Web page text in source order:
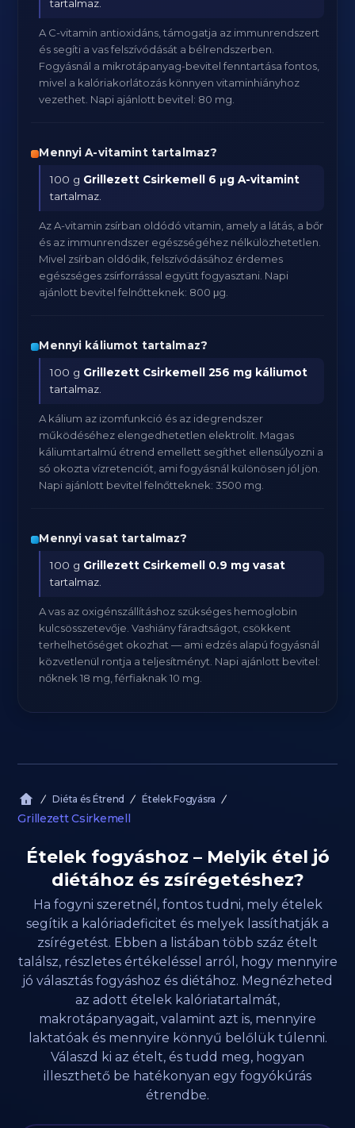
tartalmaz.
A C-vitamin antioxidáns, támogatja az immunrendszert
és segíti a vas felszívódását a bélrendszerben.
Fogyásnál a mikrotápanyag-bevitel fenntartása fontos,
mivel a kalóriakorlátozás könnyen vitaminhiányhoz
vezethet. Napi ajánlott bevitel: 80 mg.
Mennyi A-vitamint tartalmaz?
100 g Grillezett Csirkemell
6 μg A-vitamint
tartalmaz.
Az A-vitamin zsírban oldódó vitamin, amely a látás, a bőr
és az immunrendszer egészségéhez nélkülözhetetlen.
Mivel zsírban oldódik, felszívódásához érdemes
egészséges zsírforrással együtt fogyasztani. Napi
ajánlott bevitel felnőtteknek: 800 μg.
Mennyi káliumot tartalmaz?
100 g Grillezett Csirkemell
256 mg káliumot
tartalmaz.
A kálium az izomfunkció és az idegrendszer
működéséhez elengedhetetlen elektrolit. Magas
káliumtartalmú étrend emellett segíthet ellensúlyozni a
só okozta vízretenciót, ami fogyásnál különösen jól jön.
Napi ajánlott bevitel felnőtteknek: 3500 mg.
Mennyi vasat tartalmaz?
100 g Grillezett Csirkemell
0.9 mg vasat
tartalmaz.
A vas az oxigénszállításhoz szükséges hemoglobin
kulcsösszetevője. Vashiány fáradtságot, csökkent
terhelhetőséget okozhat — ami edzés alapú fogyásnál
közvetlenül rontja a teljesítményt. Napi ajánlott bevitel:
nőknek 18 mg, férfiaknak 10 mg.
Diéta és Étrend Ételek Fogyásra
Grillezett Csirkemell
Ételek fogyáshoz – Melyik étel jó
diétához és zsírégetéshez?
Ha fogyni szeretnél, fontos tudni, mely ételek
segítik a kalóriadeficitet és melyek lassíthatják a
zsírégetést. Ebben a listában több száz ételt
találsz, részletes értékeléssel arról, hogy mennyire
jó választás fogyáshoz és diétához. Megnézheted
az adott ételek kalóriatartalmát,
makrotápanyagait, valamint azt is, mennyire
laktatóak és mennyire könnyű belőlük túlenni.
Válaszd ki az ételt, és tudd meg, hogyan
illeszthető be hatékonyan egy fogyókúrás
étrendbe.